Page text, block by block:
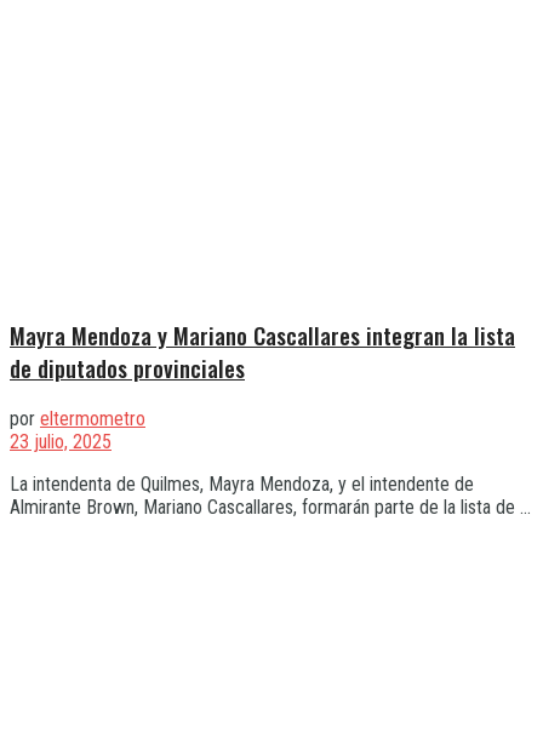
Mayra Mendoza y Mariano Cascallares integran la lista
de diputados provinciales
por eltermometro
23 julio, 2025
La intendenta de Quilmes, Mayra Mendoza, y el intendente de
Almirante Brown, Mariano Cascallares, formarán parte de la lista de ...